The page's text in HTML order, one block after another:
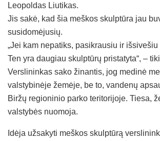
Leopoldas Liutikas.
Jis sakė, kad šia meškos skulptūra jau
susidomėjusių.
„Jei kam nepatiks, pasikrausiu ir
Ten yra daugiau skulptūrų pristatyta“, –
Verslininkas sako žinantis, jog medinė
valstybinėje žemėje, be to, vandenų
Biržų regioninio parko teritorijoje. Tiesa,
valstybės nuomoja.
Idėja užsakyti meškos skulptūrą